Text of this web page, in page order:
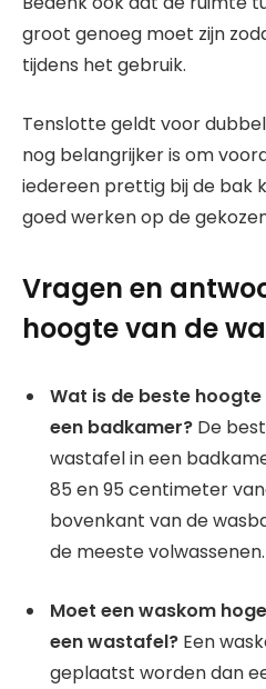
groot genoeg moet zijn
tijdens het gebruik.
Tenslotte geldt voor
nog belangrijker is om
iedereen prettig bij de bak
goed werken op de
Vragen en
hoogte van de
Wat is de beste
een badkamer? De
wastafel in een
85 en 95 centimeter
bovenkant van de
de meeste volwassenen.
Moet een waskom
een wastafel? Een
geplaatst worden dan